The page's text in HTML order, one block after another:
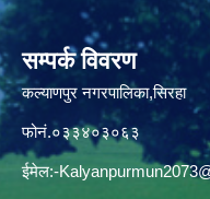
सम्पर्क विवरण
कल्याणपुर नगरपालिका,सिरहा
फोनं.०३३४०३०६३
ईमेल:-